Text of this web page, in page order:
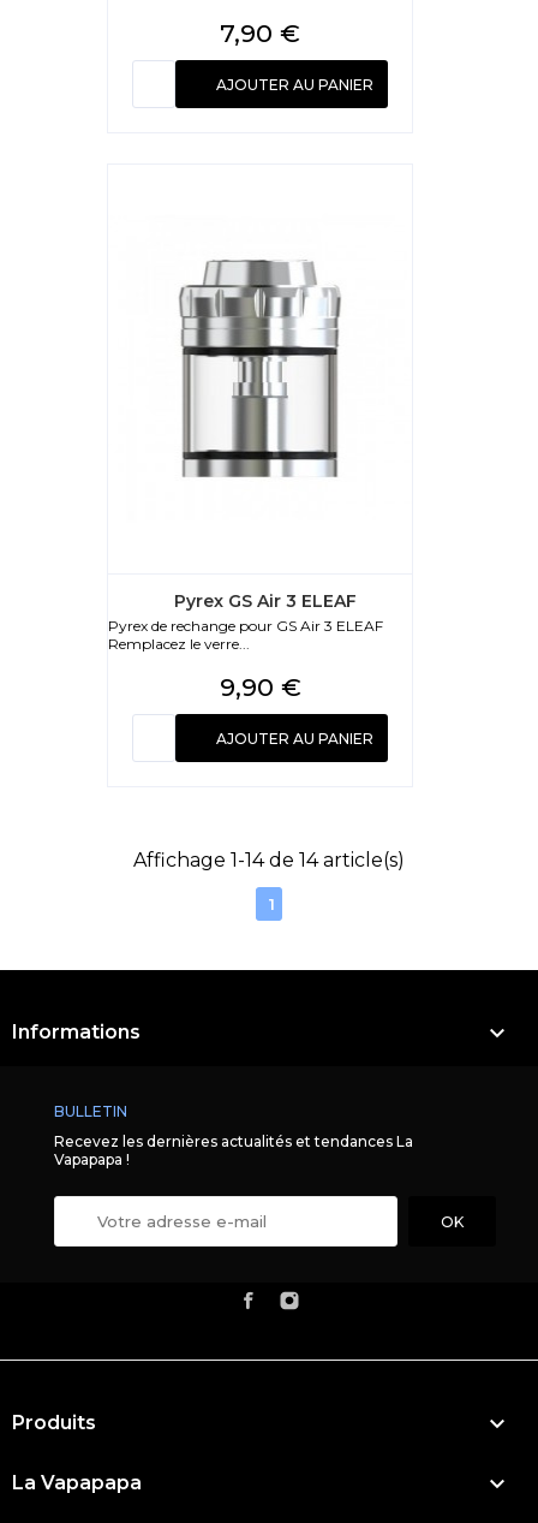
Prix
7,90 €
AJOUTER AU PANIER
Pyrex GS Air 3 ELEAF
Pyrex de rechange pour GS Air 3 ELEAF
Remplacez le verre...
Prix
9,90 €
AJOUTER AU PANIER
Affichage 1-14 de 14 article(s)
1
Informations 
BULLETIN
Recevez les dernières actualités et tendances La
Vapapapa !
Produits 
La Vapapapa 